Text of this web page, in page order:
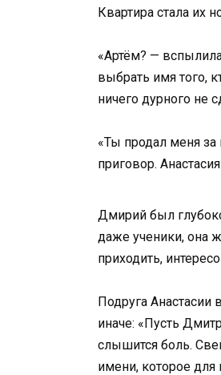
Квартира стала их
«Артём? —
выбрать имя того,
ничего дурного не
«Ты продал меня за
приговор.
Дмирий был
даже ученики, она
приходить,
Подруга
иначе: «Пусть
слышится боль.
имени, которое для